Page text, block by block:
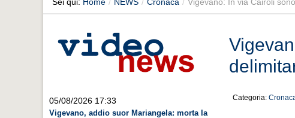
05/08/2026 17:33
Vigevano, addio suor Mariangela: morta la
Categoria: